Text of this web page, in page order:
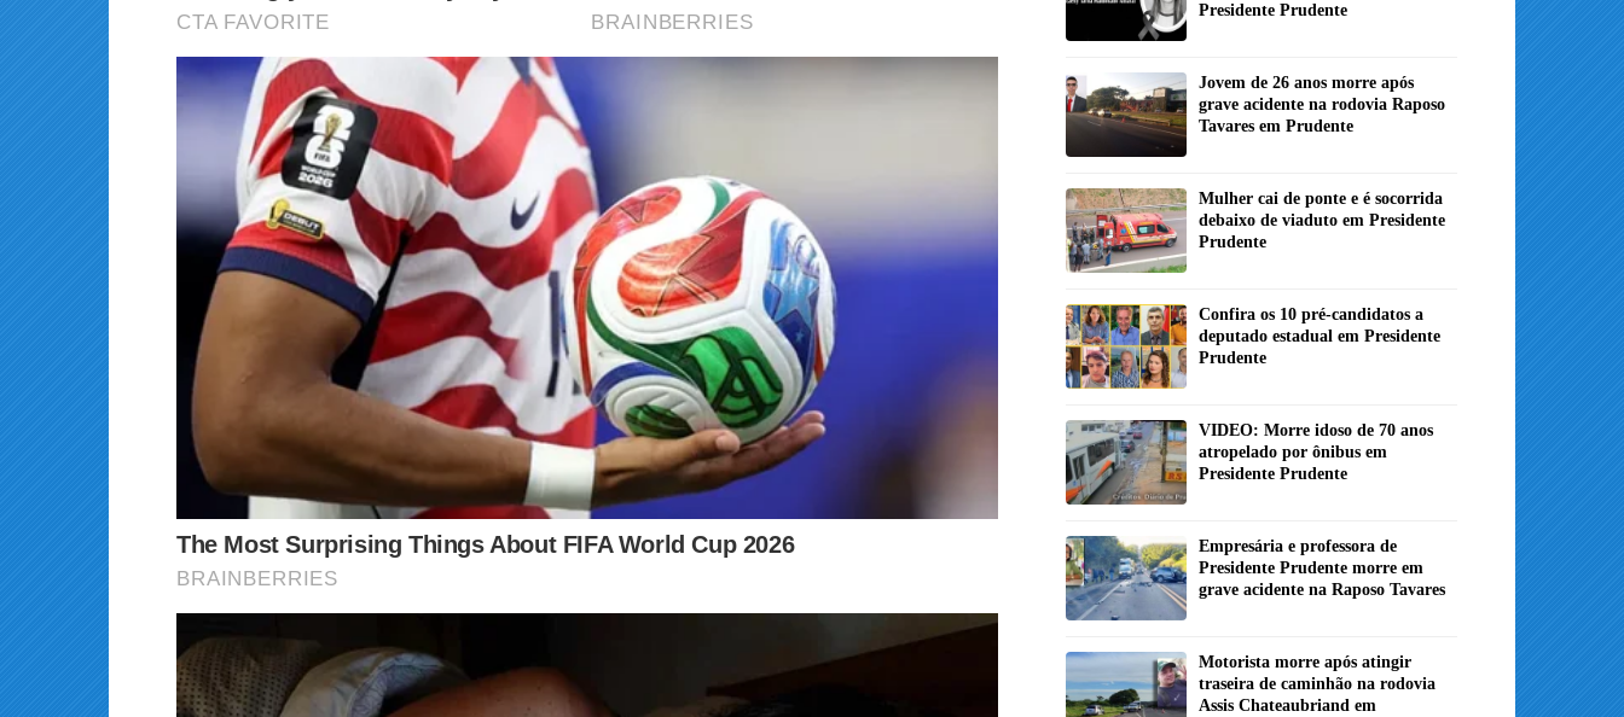
Presidente Prudente
Jovem de 26 anos morre após
grave acidente na rodovia Raposo
Tavares em Prudente
Mulher cai de ponte e é socorrida
debaixo de viaduto em Presidente
Prudente
Confira os 10 pré-candidatos a
deputado estadual em Presidente
Prudente
VIDEO: Morre idoso de 70 anos
atropelado por ônibus em
Presidente Prudente
Empresária e professora de
Presidente Prudente morre em
grave acidente na Raposo Tavares
Motorista morre após atingir
traseira de caminhão na rodovia
Assis Chateaubriand em